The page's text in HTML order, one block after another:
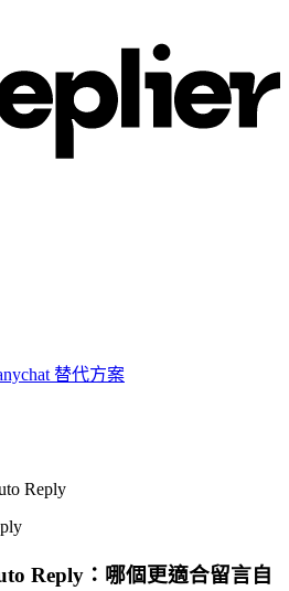
替代方案
Reply
Reply：哪個更適合留言自